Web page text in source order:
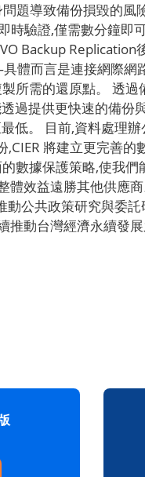
題導致備份損毀的風
驗證,僅需數分鐘即
Backup
體而言是連接網際網
所需的還原點。 透
過提供更快速的備份
低。 目前,資料處理
將建立更完善
數據保護策略,使我
效益遠勝其他供應
公共政策研究與委
動台灣經濟永續發